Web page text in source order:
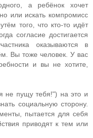
а ребёнок хочет
или искать компромисс
того, что кто-то идёт
согласие достигается
оказываются в
Вы тоже человек. У вас
и вы не хотите,
не пущу тебя!") на это и
социальную сторону.
пытается для себя
приводят к тем или